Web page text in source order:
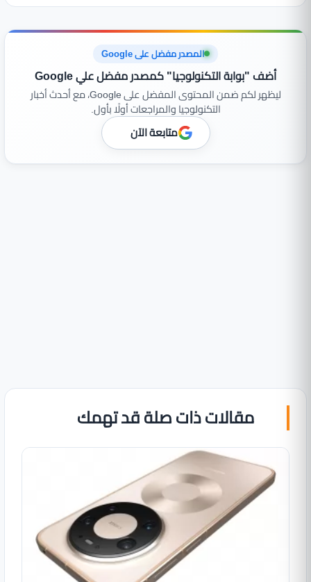
المصدر مفضل على Google
أضف "بوابة التكنولوجيا" كمصدر مفضل علي Google
ليظهر لكم ضمن المحتوى المفضل على Google، مع أحدث أخبار
التكنولوجيا والمراجعات أولًا بأول.
متابعة الآن
مقالات ذات صلة قد تهمك